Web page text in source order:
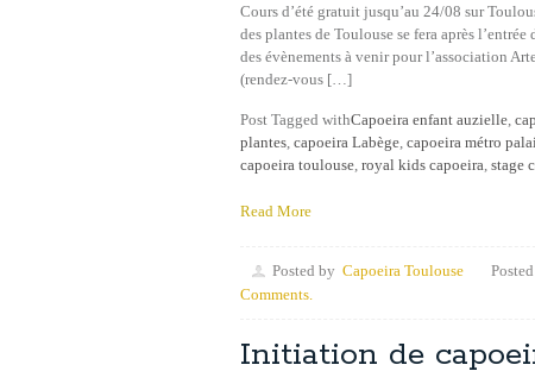
Cours d’été gratuit jusqu’au 24/08 sur
des plantes de Toulouse se fera après
des évènements à venir pour l’association
(rendez-vous […]
Post Tagged withCapoeira enfant auzielle
plantes capoeira Labège capoeira métro
capoeira toulouse royal kids capoeira stage
Read More
Posted by Capoeira Toulouse
Comments.
Initiation de